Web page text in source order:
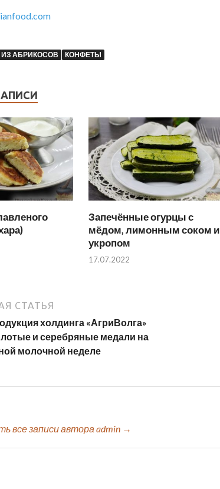
АБРИКОСОВ КОНФЕТЫ
Запечённые огурцы с
мёдом, лимонным соком и
укропом
17.07.2022
СТАТЬЯ
холдинга «АгриВолга»
и серебряные медали на
молочной неделе
все записи автора admin →